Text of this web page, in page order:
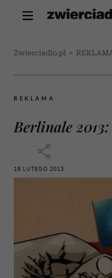
Zwierciadlo.pl >
REKLAMA
Berlinale
18 LUTEGO 2013